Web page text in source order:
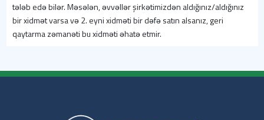
tələb edə bilər. Məsələn, əvvəllər şirkətimizdən aldığınız/aldığınız
bir xidmət varsa və 2. eyni xidməti bir dəfə satın alsanız, geri
qaytarma zəmanəti bu xidməti əhatə etmir.